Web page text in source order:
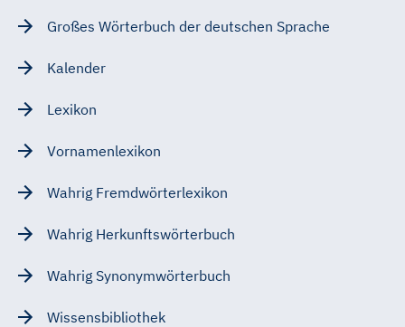
Großes Wörterbuch der deutschen Sprache
Kalender
Lexikon
Vornamenlexikon
Wahrig Fremdwörterlexikon
Wahrig Herkunftswörterbuch
Wahrig Synonymwörterbuch
Wissensbibliothek